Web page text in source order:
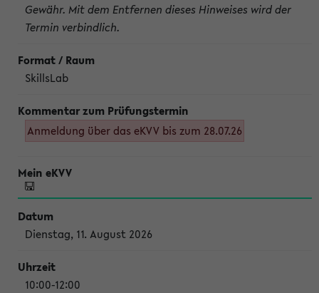
Gewähr. Mit dem Entfernen dieses Hinweises wird der
Termin verbindlich.
SkillsLab
Anmeldung über das eKVV bis zum 28.07.26
Dienstag, 11. August 2026
10:00-12:00